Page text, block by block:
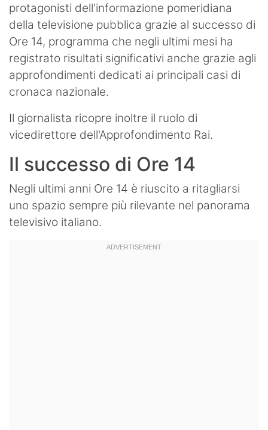
protagonisti dell'informazione pomeridiana
della televisione pubblica grazie al successo di
Ore 14, programma che negli ultimi mesi ha
registrato risultati significativi anche grazie agli
approfondimenti dedicati ai principali casi di
cronaca nazionale.
Il giornalista ricopre inoltre il ruolo di
vicedirettore dell'Approfondimento Rai.
Il successo di Ore 14
Negli ultimi anni Ore 14 è riuscito a ritagliarsi
uno spazio sempre più rilevante nel panorama
televisivo italiano.